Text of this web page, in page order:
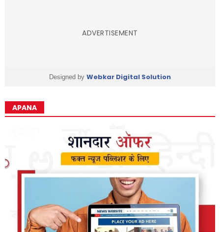
ADVERTISEMENT
Designed by Webkar Digital Solution
APANA